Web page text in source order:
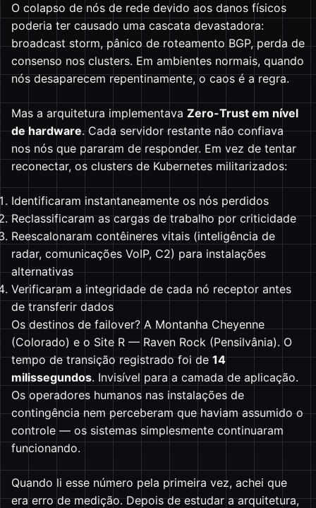
O colapso de nós de rede devido aos danos físicos
poderia ter causado uma cascata devastadora:
broadcast storm, pânico de roteamento BGP, perda de
consenso nos clusters. Em ambientes normais, quando
nós desaparecem repentinamente, o caos é a regra.
Mas a arquitetura implementava Zero-Trust em nível
de hardware. Cada servidor restante não confiava
nos nós que pararam de responder. Em vez de tentar
reconectar, os clusters de Kubernetes militarizados:
Identificaram instantaneamente os nós perdidos
Reclassificaram as cargas de trabalho por criticidade
Reescalonaram contêineres vitais (inteligência de
radar, comunicações VoIP, C2) para instalações
alternativas
Verificaram a integridade de cada nó receptor antes
de transferir dados
Os destinos de failover? A Montanha Cheyenne
(Colorado) e o Site R — Raven Rock (Pensilvânia). O
tempo de transição registrado foi de14
milissegundos. Invisível para a camada de aplicação.
Os operadores humanos nas instalações de
contingência nem perceberam que haviam assumido o
controle — os sistemas simplesmente continuaram
funcionando.
Quando li esse número pela primeira vez, achei que
era erro de medição. Depois de estudar a arquitetura,